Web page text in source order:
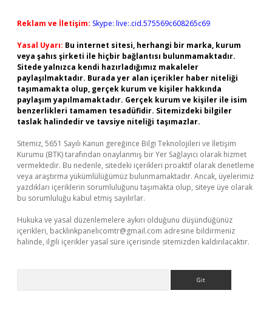
Reklam ve İletişim: Skype: live:.cid.575569c608265c69
Yasal Uyarı: Bu internet sitesi, herhangi bir marka, kurum
veya şahıs şirketi ile hiçbir bağlantısı bulunmamaktadır.
Sitede yalnızca kendi hazırladığımız makaleler
paylaşılmaktadır. Burada yer alan içerikler haber niteliği
taşımamakta olup, gerçek kurum ve kişiler hakkında
paylaşım yapılmamaktadır. Gerçek kurum ve kişiler ile isim
benzerlikleri tamamen tesadüfidir. Sitemizdeki bilgiler
taslak halindedir ve tavsiye niteliği taşımazlar.
Sitemiz, 5651 Sayılı Kanun gereğince Bilgi Teknolojileri ve İletişim
Kurumu (BTK) tarafından onaylanmış bir Yer Sağlayıcı olarak hizmet
vermektedir. Bu nedenle, sitedeki içerikleri proaktif olarak denetleme
veya araştırma yükümlülüğümüz bulunmamaktadır. Ancak, üyelerimiz
yazdıkları içeriklerin sorumluluğunu taşımakta olup, siteye üye olarak
bu sorumluluğu kabul etmiş sayılırlar.
Hukuka ve yasal düzenlemelere aykırı olduğunu düşündüğünüz
içerikleri, backlinkpanelicomtr@gmail.com adresine bildirmeniz
halinde, ilgili içerikler yasal süre içerisinde sitemizden kaldırılacaktır.